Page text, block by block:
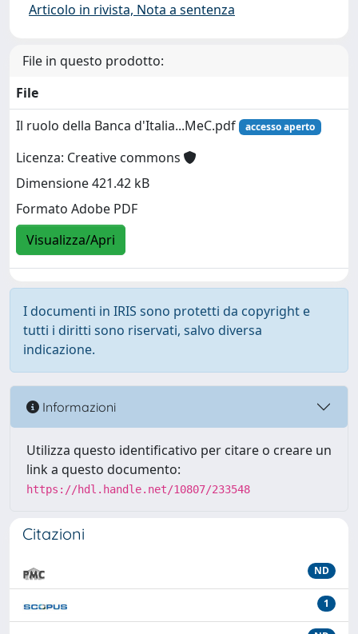
Articolo in rivista, Nota a sentenza
File in questo prodotto:
File
Il ruolo della Banca d'Italia...MeC.pdf
accesso aperto
Licenza: Creative commons
Dimensione 421.42 kB
Formato Adobe PDF
Visualizza/Apri
I documenti in IRIS sono protetti da copyright e
tutti i diritti sono riservati, salvo diversa
indicazione.
Informazioni
Utilizza questo identificativo per citare o creare un
link a questo documento:
https://hdl.handle.net/10807/233548
Citazioni
ND
1